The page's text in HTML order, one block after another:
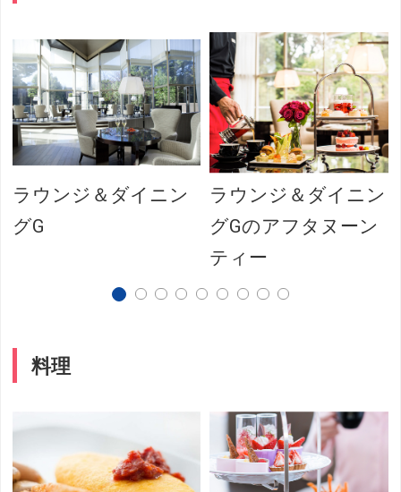
ラウンジ＆ダイニン
グG
ラウンジ＆ダイニン
グGのアフタヌーン
ティー
料理